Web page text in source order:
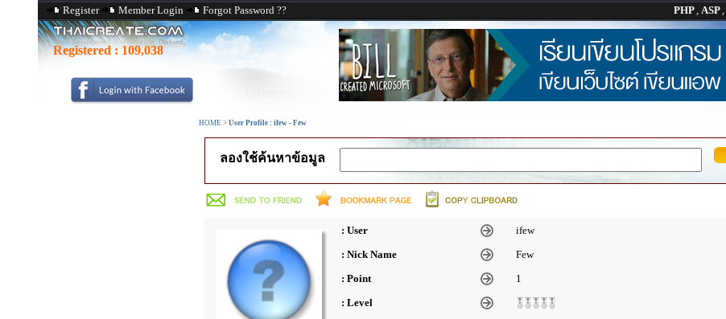
Register Member Login Forgot Password ?? PHP, ASP,
Registered : 109,038
HOME > User Profile : ifew - Few
ลองใช้ค้นหาข้อมูล
: User
ifew
: Nick Name
Few
: Point
1
: Level